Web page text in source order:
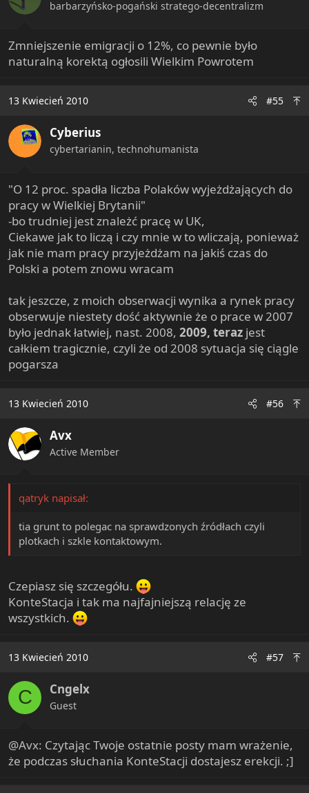
barbarzyńsko-pogański stratego-decentralizm
Zmniejszenie emigracji o 12%, co pewnie było
naturalną korektą ogłosili Wielkim Powrotem
13 Kwiecień 2010 #55
Cyberius
cybertarianin, technohumanista
"O 12 proc. spadła liczba Polaków wyjeżdżających do
pracy w Wielkiej Brytanii"
-bo trudniej jest znależć pracę w UK,
Ciekawe jak to liczą i czy mnie w to wliczają, ponieważ
jak nie mam pracy przyjeżdżam na jakiś czas do
Polski a potem znowu wracam
tak jeszcze, z moich obserwacji wynika a rynek pracy
obserwuje niestety dość aktywnie że o prace w 2007
było jednak łatwiej, nast. 2008, 2009, teraz jest
całkiem tragicznie, czyli że od 2008 sytuacja się ciągle
pogarsza
13 Kwiecień 2010 #56
Avx
Active Member
qatryk napisał:
tia grunt to polegac na sprawdzonych źródłach czyli
plotkach i szkle kontaktowym.
Czepiasz się szczegółu.
KonteStacja i tak ma najfajniejszą relację ze
wszystkich.
13 Kwiecień 2010 #57
C Cngelx
Guest
@Avx: Czytając Twoje ostatnie posty mam wrażenie,
że podczas słuchania KonteStacji dostajesz erekcji. ;]